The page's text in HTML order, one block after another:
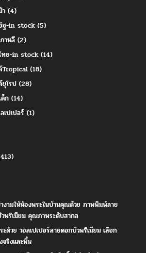
า(4)
ฐ-in stock(5)
าหลี(2)
ทย-in stock(14)
Tropical(18)
ยุโรป(28)
ด็ก(14)
ปเปอร์ (1)
งามให้ห้องพระในบ้านคุณด้วย ภาพพิมพ์ลาย
พรีเมียม คุณภาพระดับสากล
ะด้วย วอลเปเปอร์ลายดอกบัวพรีเมียม เลือก
จริงและพื้น